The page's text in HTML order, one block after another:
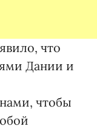
что
Дании и
чтобы